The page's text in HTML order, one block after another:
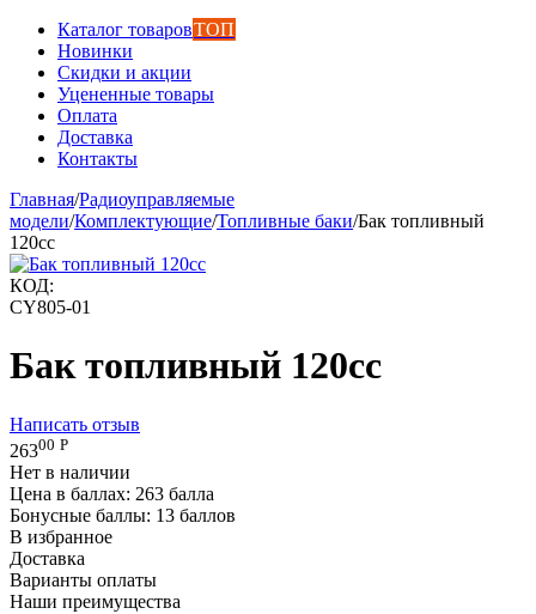
Каталог товаровТОП
Новинки
Скидки и акции
Уцененные товары
Оплата
Доставка
Контакты
Главная/Радиоуправляемые
модели/Комплектующие/Топливные баки/Бак топливный
120сс
КОД:
CY805-01
Бак топливный 120сс
Написать отзыв
26300 Р
Нет в наличии
Цена в баллах: 263 балла
Бонусные баллы: 13 баллов
В избранное
Доставка
Варианты оплаты
Наши преимущества